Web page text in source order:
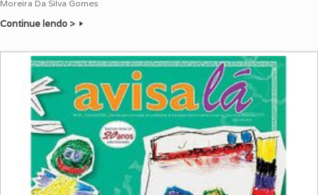
Moreira Da Silva Gomes
Continue lendo >